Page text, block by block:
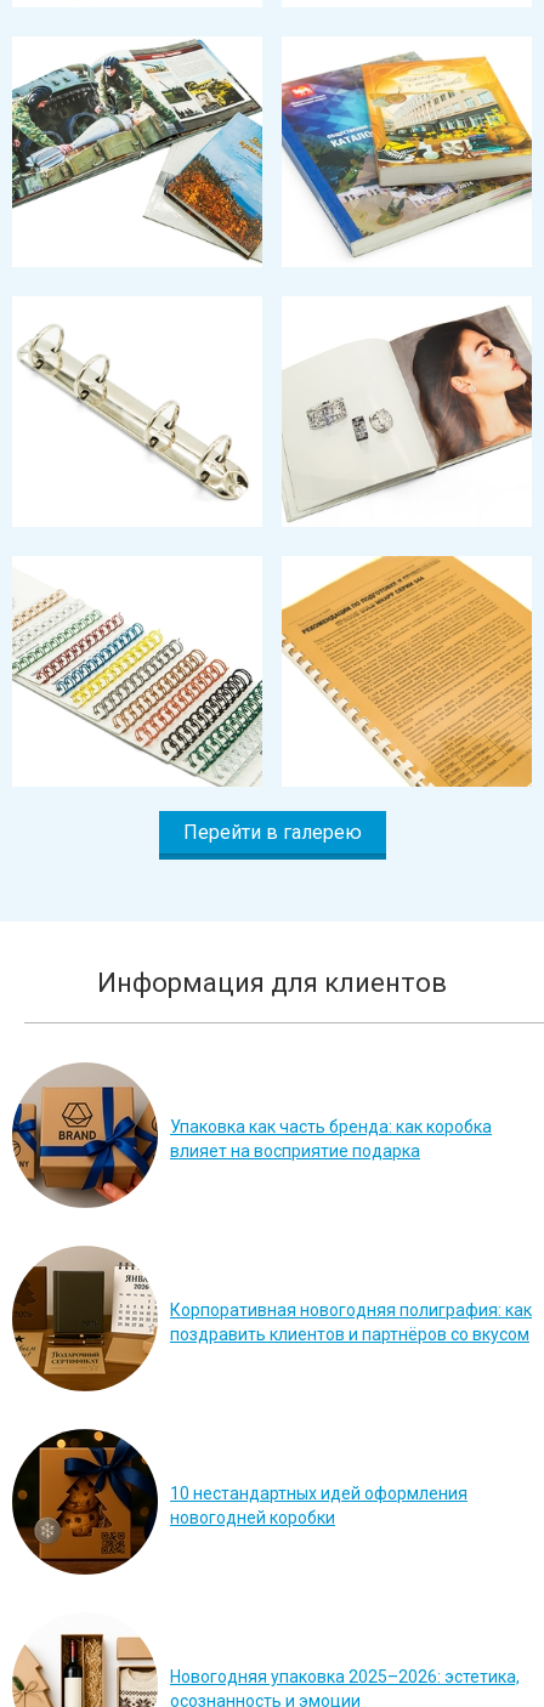
Перейти в галерею
Информация для клиентов
Упаковка как часть бренда: как коробка
влияет на восприятие подарка
Корпоративная новогодняя полиграфия: как
поздравить клиентов и партнёров со вкусом
10 нестандартных идей оформления
новогодней коробки
Новогодняя упаковка 2025–2026: эстетика,
осознанность и эмоции